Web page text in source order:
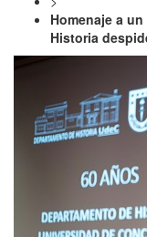
Homenaje a
Historia